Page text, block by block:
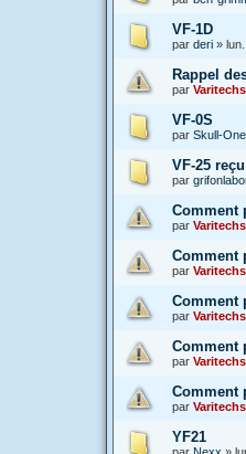
VF-1D
par deri »
Rappel
par Varitechs
VF-0S
par Skull-One
VF-25 reçu
par
Comment
par Varitechs
Comment
par Varitechs
Comment
par Varitechs
Comment
par Varitechs
Comment
par Varitechs
YF21
par Nexx »